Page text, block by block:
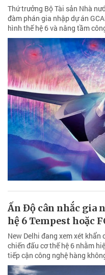
Thứ trưởng Bộ Tài sản Nhà
đàm phán gia nhập dự án
hình thế hệ 6 và nâng tầm
Ấn Độ cân nhắc gia
hệ 6 Tempest hoặc
New Delhi đang xem xét
chiến đấu cơ thế hệ 6 nhằm
tiếp cận công nghệ hàng